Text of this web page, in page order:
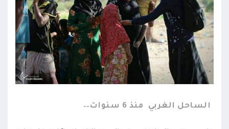
الساحل الغربي منذ 6 سنوات